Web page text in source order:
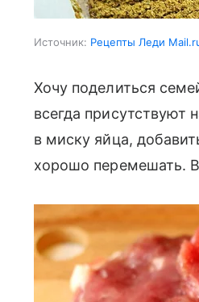
Источник: Рецепты Леди
Хочу поделиться
всегда присутствуют
в миску яйца,
хорошо перемешать.